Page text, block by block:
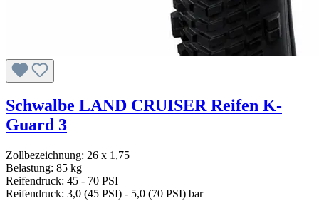
Schwalbe LAND CRUISER Reifen K-
Guard 3
Zollbezeichnung: 26 x 1,75
Belastung: 85 kg
Reifendruck: 45 - 70 PSI
Reifendruck: 3,0 (45 PSI) - 5,0 (70 PSI) bar